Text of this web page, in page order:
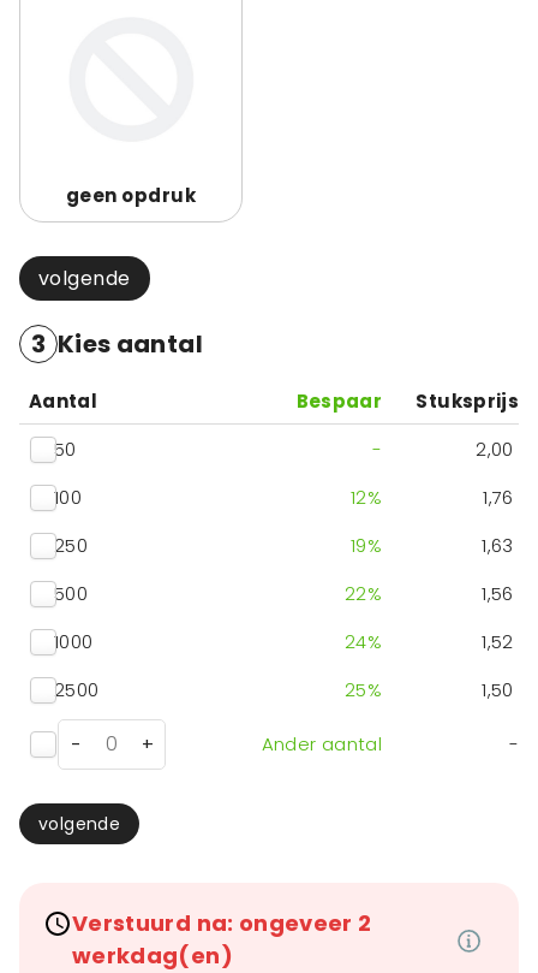
geen opdruk
volgende
3 Kies aantal
Aantal Bespaar
Stuksprijs
50
-
2,00
100
12%
1,76
250
19%
1,63
500
22%
1,56
1000
24%
1,52
2500
25% 1,50
- + Ander aantal -
volgende
Verstuurd na: ongeveer 2
werkdag(en)